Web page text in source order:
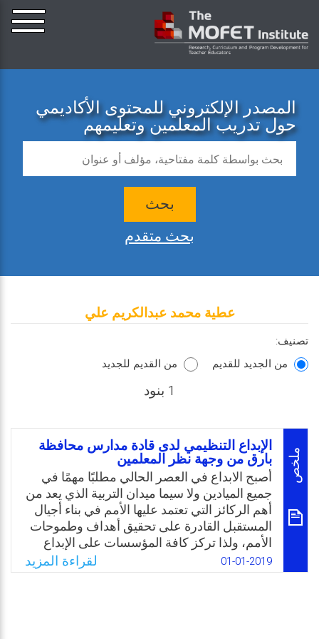
المصدر الإلكتروني للمحتوى الأكاديمي
حول تدريب المعلمين وتعليمهم
بحث
بحث متقدم
عطية محمد عبدالكريم علي
تصنيف:
من الجديد للقديم
من القديم للجديد
1 بنود
ملخص
الإبداع التنظيمي لدى قادة مدارس محافظة
بارق من وجهة نظر المعلمين
أصبح الابداع في العصر الحالي مطلبًا مهمًا في
جميع الميادين ولا سيما ميدان التربية الذي يعد من
أهم الركائز التي تعتمد عليها الأمم في بناء أجيال
المستقبل القادرة على تحقيق أهداف وطموحات
الأمم، ولذا تركز كافة المؤسسات على الإبداع
لدى عامليها وخاصة قادة هذه المؤسسات، حيث
يعتبر القائد من أهم مقومات المؤسسات للمضي
01-01-2019 لقراءة المزيد